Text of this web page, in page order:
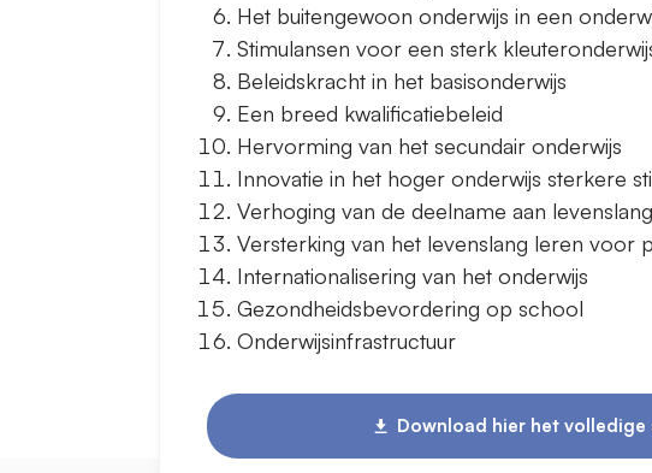
Het buitengewoon onderwijs in een
Stimulansen voor een sterk
Beleidskracht in het basisonderwijs
Een breed kwalificatiebeleid
Hervorming van het secundair onderwijs
Innovatie in het hoger onderwijs sterkere
Verhoging van de deelname aan
Versterking van het levenslang leren voor
Internationalisering van het onderwijs
Gezondheidsbevordering op school
Onderwijsinfrastructuur
Download hier het volledige